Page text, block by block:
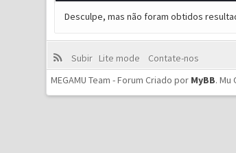
Desculpe, mas não foram obtidos
Subir Lite mode
Contate-nos
MEGAMU Team - Forum Criado por MyBB.Mu